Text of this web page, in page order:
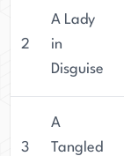
2
A Lady
in
Disguise
3
A
Tangled